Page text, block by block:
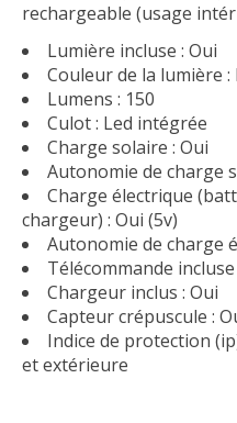
rechargeable (usage
Lumière incluse : Oui
Couleur de la lumière
Lumens : 150
Culot : Led intégrée
Charge solaire : Oui
Autonomie de charge
Charge électrique
chargeur) : Oui (5v)
Autonomie de charge
Télécommande incluse
Chargeur inclus : Oui
Capteur crépuscule :
Indice de protection
et extérieure